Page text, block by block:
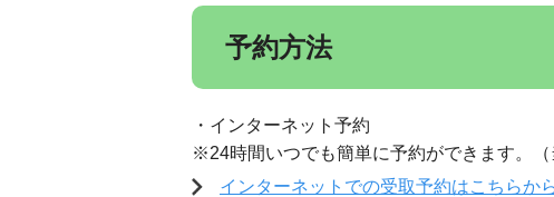
予約方法
・インターネット予約
※24時間いつでも簡単に予約ができます。（
インターネットでの受取予約はこちらか